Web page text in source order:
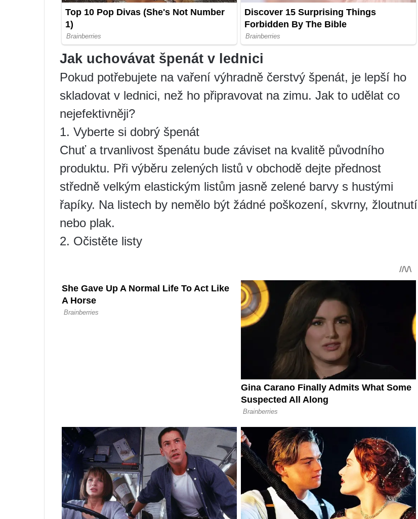
Jak uchovávat špenát v lednici
Pokud potřebujete na vaření výhradně čerstvý špenát, je lepší ho
skladovat v lednici, než ho připravovat na zimu. Jak to udělat co
nejefektivněji?
1. Vyberte si dobrý špenát
Chuť a trvanlivost špenátu bude záviset na kvalitě původního
produktu. Při výběru zelených listů v obchodě dejte přednost
středně velkým elastickým listům jasně zelené barvy s hustými
řapíky. Na listech by nemělo být žádné poškození, skvrny, žloutnutí
nebo plak.
2. Očistěte listy